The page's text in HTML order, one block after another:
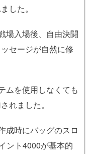
した。
場入場後、自由決闘
セージが自然に修
ムを使用しなくても
れました。
成時にバッグのスロ
ント4000が基本的